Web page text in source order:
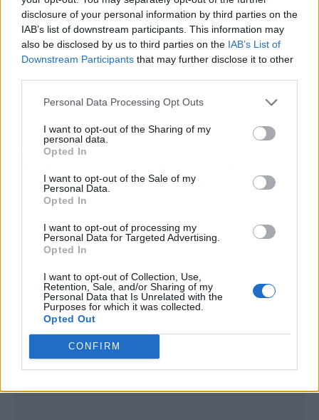
disclosure of your personal information by third parties on the
IAB’s list of downstream participants. This information may
also be disclosed by us to third parties on the IAB’s List of
Downstream Participants that may further disclose it to other
Personal Data Processing Opt Outs
I want to opt-out of the Sharing of my
personal data.
Opted In
I want to opt-out of the Sale of my
Personal Data.
Opted In
I want to opt-out of processing my
Personal Data for Targeted Advertising.
Opted In
I want to opt-out of Collection, Use,
Retention, Sale, and/or Sharing of my
Personal Data that Is Unrelated with the
Purposes for which it was collected.
Opted Out
CONFIRM
informante estrella semanas después del
histórico asalto.
La increíble eficacia de la Operación Fortitude
permitió consolidar la cabeza de playa aliada y
Tercer Reich en Europa occidental. Joan Pujol
sobrevivió a la contienda logrando una hazaña
irrepetible: ser condecorado en secreto con la
Hierro de los alemanes. Aquel triunfo histórico,
sin embargo, dejó cicatrices imborrables en un
definitivamente tras el final de las hostilidades
globales.